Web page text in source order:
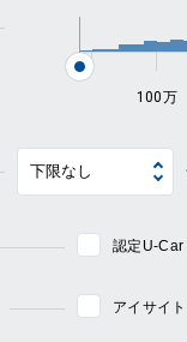
100万
認定U-Car
アイサイ